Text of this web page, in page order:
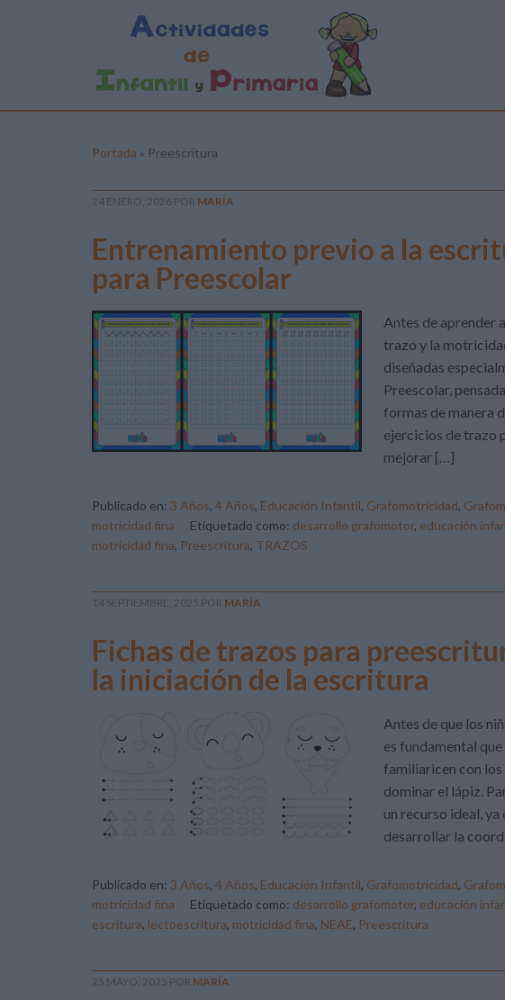
Portada » Preescritura
24 ENERO, 2026 POR MARÍA
Entrenamiento previo a la
para Preescolar
Antes de aprender
trazo y la
diseñadas
Preescolar,
formas de manera
ejercicios de trazo
mejorar […]
Publicado en: 3 Años, 4 Años, Educación Infantil, Grafomotricidad,
motricidad fina
Etiquetado como: desarrollo grafomotor, educación
motricidad fina, Preescritura, TRAZOS
14 SEPTIEMBRE, 2025 POR MARÍA
Fichas de trazos para
la iniciación de la escritura
Antes de que los
es fundamental
familiaricen con
dominar el lápiz.
un recurso ideal, ya
desarrollar la
Publicado en: 3 Años, 4 Años, Educación Infantil, Grafomotricidad,
motricidad fina
Etiquetado como: desarrollo grafomotor, educación
escritura, lectoescritura, motricidad fina, NEAE, Preescritura
25 MAYO, 2025 POR MARÍA